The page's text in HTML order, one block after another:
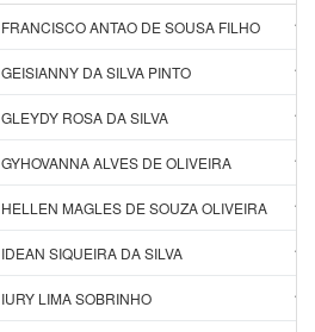
FRANCISCO ANTAO DE SOUSA FILHO
GEISIANNY DA SILVA PINTO
GLEYDY ROSA DA SILVA
GYHOVANNA ALVES DE OLIVEIRA
HELLEN MAGLES DE SOUZA OLIVEIRA
IDEAN SIQUEIRA DA SILVA
IURY LIMA SOBRINHO